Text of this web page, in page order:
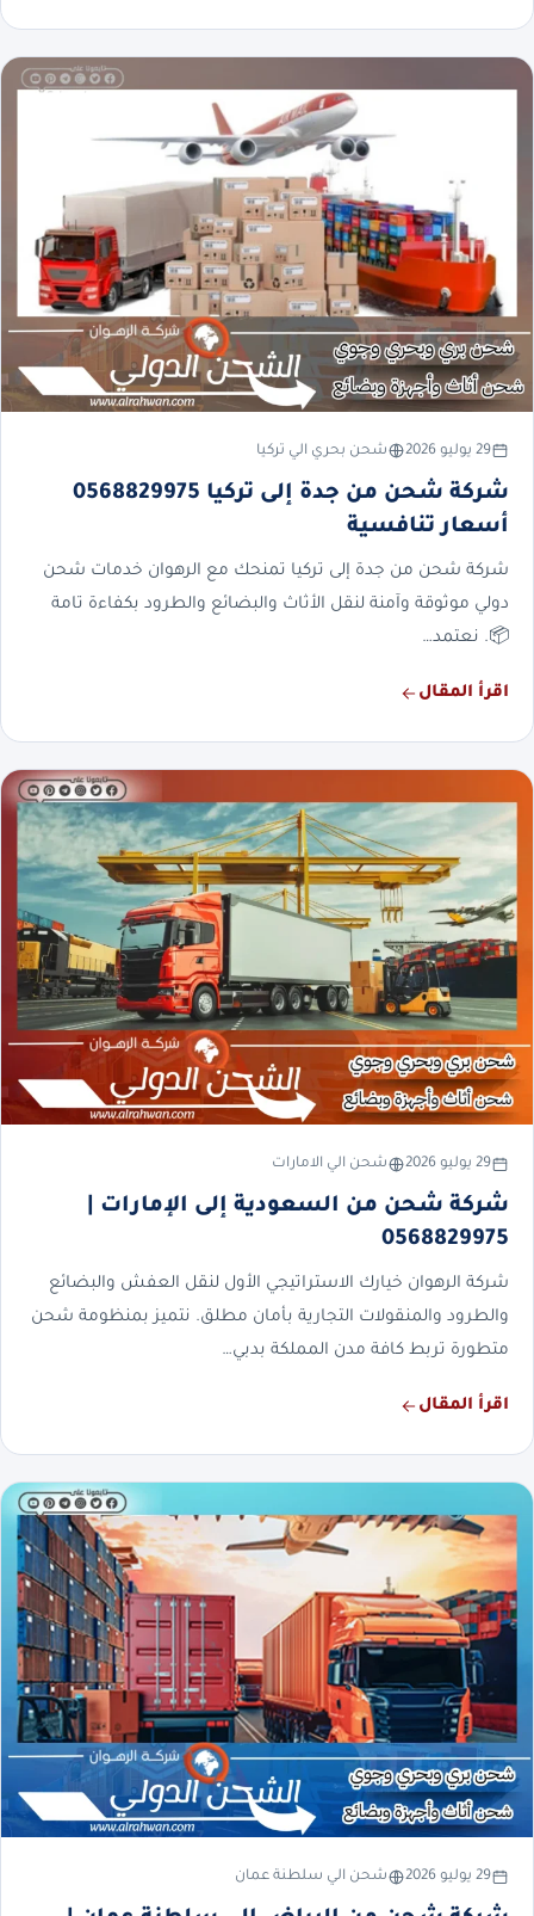
29 يوليو 2026 شحن بحري الي تركيا
شركة شحن من جدة إلى تركيا 0568829975
أسعار تنافسية
شركة شحن من جدة إلى تركيا تمنحك مع الرهوان خدمات شحن
دولي موثوقة وآمنة لنقل الأثاث والبضائع والطرود بكفاءة تامة
📦. نعتمد…
اقرأ المقال
29 يوليو 2026 شحن الي الامارات
شركة شحن من السعودية إلى الإمارات |
0568829975
شركة الرهوان خيارك الاستراتيجي الأول لنقل العفش والبضائع
والطرود والمنقولات التجارية بأمان مطلق. نتميز بمنظومة شحن
متطورة تربط كافة مدن المملكة بدبي…
اقرأ المقال
29 يوليو 2026 شحن الي سلطنة عمان